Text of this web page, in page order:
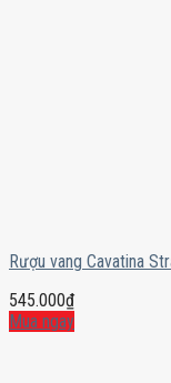
Rượu vang Cavatina
545.000₫
Mua ngay